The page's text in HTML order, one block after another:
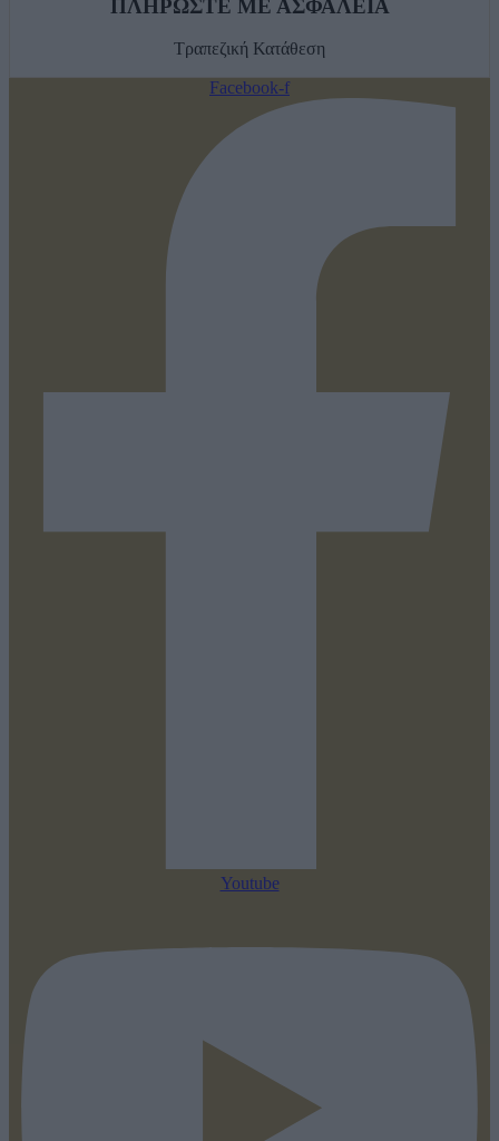
ΠΛΗΡΩΣΤΕ ΜΕ ΑΣΦΑΛΕΙΑ
Τραπεζική Κατάθεση
Facebook-f
Youtube